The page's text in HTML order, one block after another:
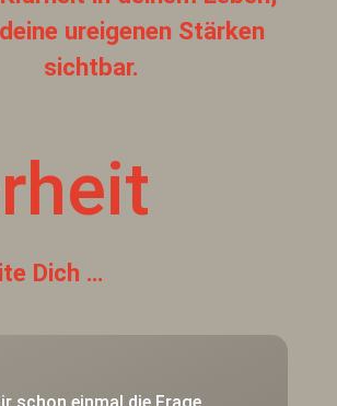
ureigenen Stärken
sichtbar.
Dich …